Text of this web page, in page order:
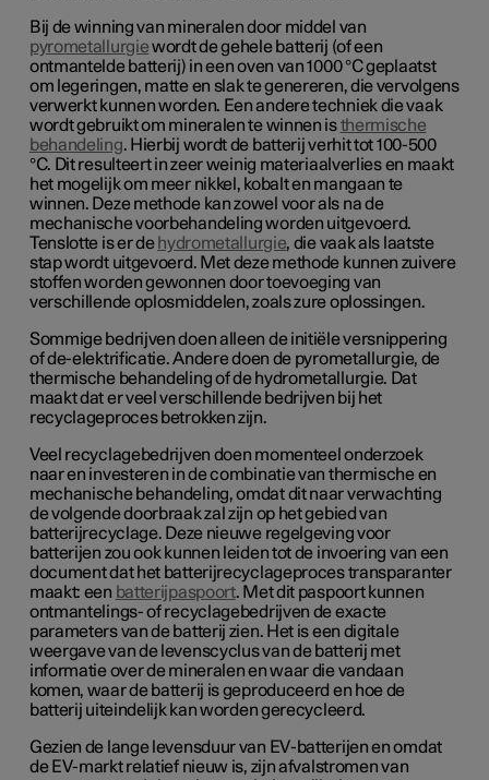
Bij de winning van mineralen door middel van
pyrometallurgiewordt de gehele batterij (of een
ontmantelde batterij) in een oven van 1000 °C geplaatst
om legeringen, matte en slak te genereren, die vervolgens
verwerkt kunnen worden. Een andere techniek die vaak
wordt gebruikt om mineralen te winnen isthermische
behandeling. Hierbij wordt de batterij verhit tot 100-500
°C. Dit resulteert in zeer weinig materiaalverlies en maakt
het mogelijk om meer nikkel, kobalt en mangaan te
winnen. Deze methode kan zowel voor als na de
mechanische voorbehandeling worden uitgevoerd.
Tenslotte is er de hydrometallurgie, die vaak als laatste
stap wordt uitgevoerd. Met deze methode kunnen zuivere
stoffen worden gewonnen door toevoeging van
verschillende oplosmiddelen, zoals zure oplossingen.
Sommige bedrijven doen alleen de initiële versnippering
of de-elektrificatie. Andere doen de pyrometallurgie, de
thermische behandeling of de hydrometallurgie. Dat
maakt dat er veel verschillende bedrijven bij het
recyclageproces betrokken zijn.
Veel recyclagebedrijven doen momenteel onderzoek
naar en investeren in de combinatie van thermische en
mechanische behandeling, omdat dit naar verwachting
de volgende doorbraak zal zijn op het gebied van
batterijrecyclage. Deze nieuwe regelgeving voor
batterijen zou ook kunnen leiden tot de invoering van een
document dat het batterijrecyclageproces transparanter
maakt: een batterijpaspoort. Met dit paspoort kunnen
ontmantelings- of recyclagebedrijven de exacte
parameters van de batterij zien. Het is een digitale
weergave van de levenscyclus van de batterij met
informatie over de mineralen en waar die vandaan
komen, waar de batterij is geproduceerd en hoe de
batterij uiteindelijk kan worden gerecycleerd.
Gezien de lange levensduur van EV-batterijen en omdat
de EV-markt relatief nieuw is, zijn afvalstromen van